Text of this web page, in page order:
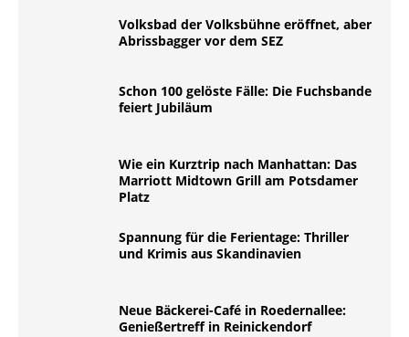
Volksbad der Volksbühne eröffnet, aber
Abrissbagger vor dem SEZ
Schon 100 gelöste Fälle: Die Fuchsbande
feiert Jubiläum
Wie ein Kurztrip nach Manhattan: Das
Marriott Midtown Grill am Potsdamer
Platz
Spannung für die Ferientage: Thriller
und Krimis aus Skandinavien
Neue Bäckerei-Café in Roedernallee:
Genießertreff in Reinickendorf